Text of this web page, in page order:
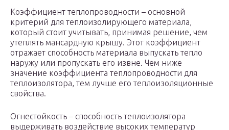
Коэффициент теплопроводности – основной
критерий для теплоизолирующего материала,
который стоит учитывать, принимая решение, чем
утеплять мансардную крышу. Этот коэффициент
отражает способность материала выпускать тепло
наружу или пропускать его извне. Чем ниже
значение коэффициента теплопроводности для
теплоизолятора, тем лучше его теплоизоляционные
свойства.
Огнестойкость – способность теплоизолятора
выдерживать воздействие высоких температур